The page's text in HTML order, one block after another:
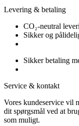
Levering & betaling
CO₂-neutral
Sikker og
Sikker betaling
Service & kontakt
Vores kundeservice vil
dit spørgsmål ved at
som muligt.